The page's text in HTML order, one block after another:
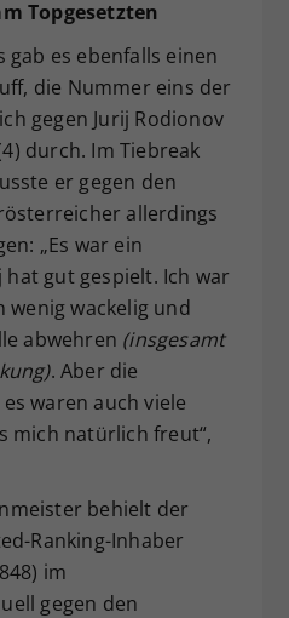
Topgesetzten
gab es ebenfalls einen
die Nummer eins der
gegen Jurij Rodionov
durch. Im Tiebreak
er gegen den
allerdings
„Es war ein
hat gut gespielt. Ich war
wenig wackelig und
abwehren (insgesamt
. Aber die
waren auch viele
mich natürlich freut“,
behielt der
Ranking-Inhaber
im
gegen den